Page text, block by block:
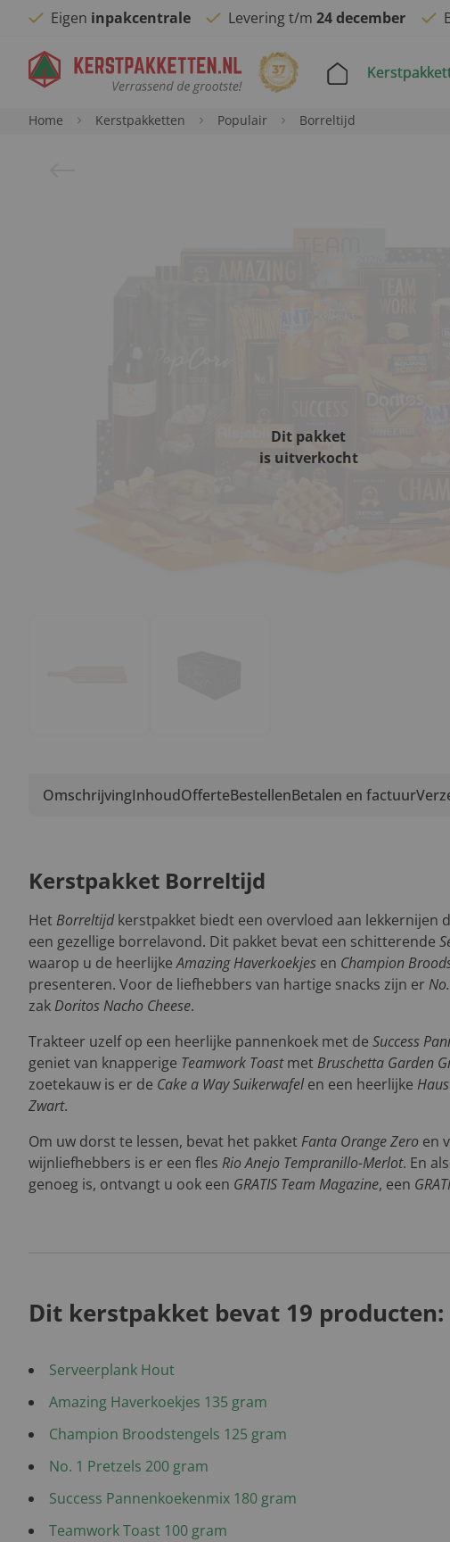
Eigen inpakcentrale Levering t/m24 december
Home Kerstpakketten Populair Borreltijd
Dit pakket
is uitverkocht
OmschrijvingInhoudOfferteBestellenBetalen en factuur
Kerstpakket Borreltijd
HetBorreltijdkerstpakket biedt een overvloed aan lekkernijen
een gezellige borrelavond. Dit pakket bevat een schitterende
waarop u de heerlijkeAmazing Haverkoekjes en Champion
presenteren. Voor de liefhebbers van hartige snacks zijn er
zakDoritos Nacho Cheese.
Trakteer uzelf op een heerlijke pannenkoek met de Success
geniet van knapperige Teamwork ToastmetBruschetta Garden
zoetekauw is er de Cake a Way Suikerwafelen een heerlijke
Zwart.
Om uw dorst te lessen, bevat het pakketFanta Orange Zero en
wijnliefhebbers is er een fles Rio Anejo Tempranillo-Merlot. En
genoeg is, ontvangt u ook een GRATIS Team Magazine, een
Dit kerstpakket bevat 19 producten:
Serveerplank Hout
Amazing Haverkoekjes 135 gram
Champion Broodstengels 125 gram
No. 1 Pretzels 200 gram
Success Pannenkoekenmix 180 gram
Teamwork Toast 100 gram